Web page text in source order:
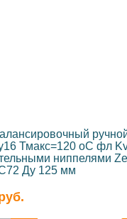
Тмакс=120 оС фл
ниппелями
Ду 125 мм